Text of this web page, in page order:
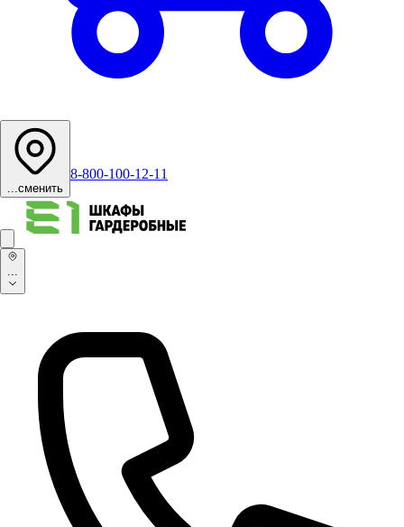
...сменить
8-800-100-12-11
...